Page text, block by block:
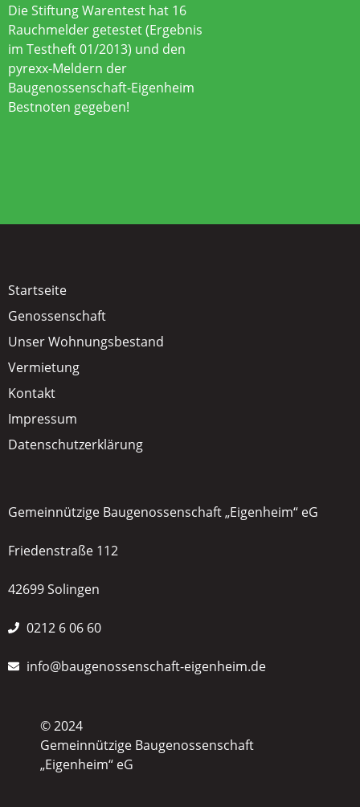
Die Stiftung Warentest hat 16
Rauchmelder getestet (Ergebnis
im Testheft 01/2013) und den
pyrexx-Meldern der
Baugenossenschaft-Eigenheim
Bestnoten gegeben!
Startseite
Genossenschaft
Unser Wohnungsbestand
Vermietung
Kontakt
Impressum
Datenschutzerklärung
Gemeinnützige Baugenossenschaft „Eigenheim“ eG
Friedenstraße 112
42699 Solingen
0212 6 06 60
info@baugenossenschaft-eigenheim.de
© 2024
Gemeinnützige Baugenossenschaft
„Eigenheim“ eG